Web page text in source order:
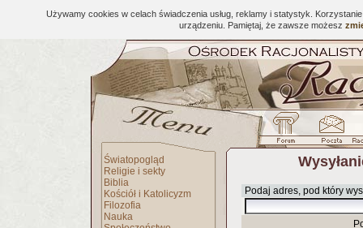
Używamy cookies w celach świadczenia usług, reklamy i statystyk.
urządzeniu. Pamiętaj, że zawsze możesz
Światopogląd
Religie i sekty
Biblia
Kościół i Katolicyzm
Filozofia
Nauka
Podaj adres, pod który